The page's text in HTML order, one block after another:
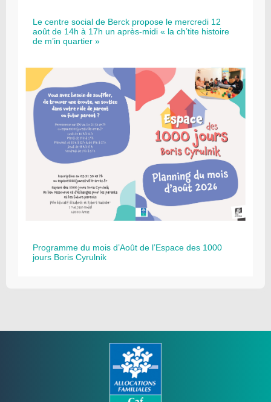
Le centre social de Berck propose le mercredi 12
août de 14h à 17h un après-midi « la ch’tite histoire
de m’in quartier »
Programme du mois d’Août de l’Espace des 1000
jours Boris Cyrulnik